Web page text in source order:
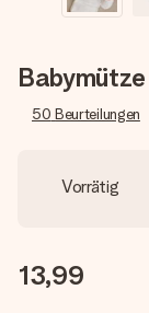
50 Beurteilungen
Vorrätig
13,99